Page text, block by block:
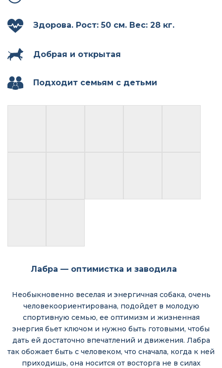
Здорова. Рост: 50 см. Вес: 28 кг.
Добрая и открытая
Подходит семьям с детьми
Лабра — оптимистка и заводила
Необыкновенно веселая и энергичная собака, очень
человекоориентирована, подойдет в молодую
спортивную семью, ее оптимизм и жизненная
энергия бьет ключом и нужно быть готовыми, чтобы
дать ей достаточно впечатлений и движения. Лабра
так обожает быть с человеком, что сначала, когда к ней
приходишь, она носится от восторга не в силах